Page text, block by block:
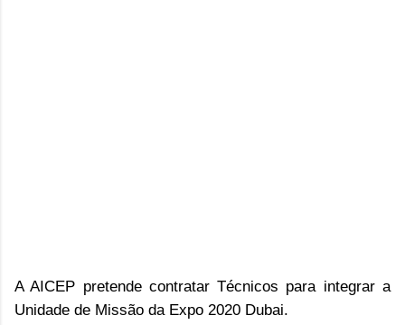
A AICEP pretende contratar Técnicos para integrar a
Unidade de Missão da Expo 2020 Dubai.